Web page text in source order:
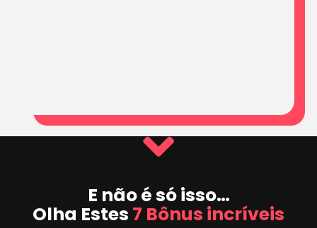
E não é só isso…
Olha Estes 7 Bônus incríveis